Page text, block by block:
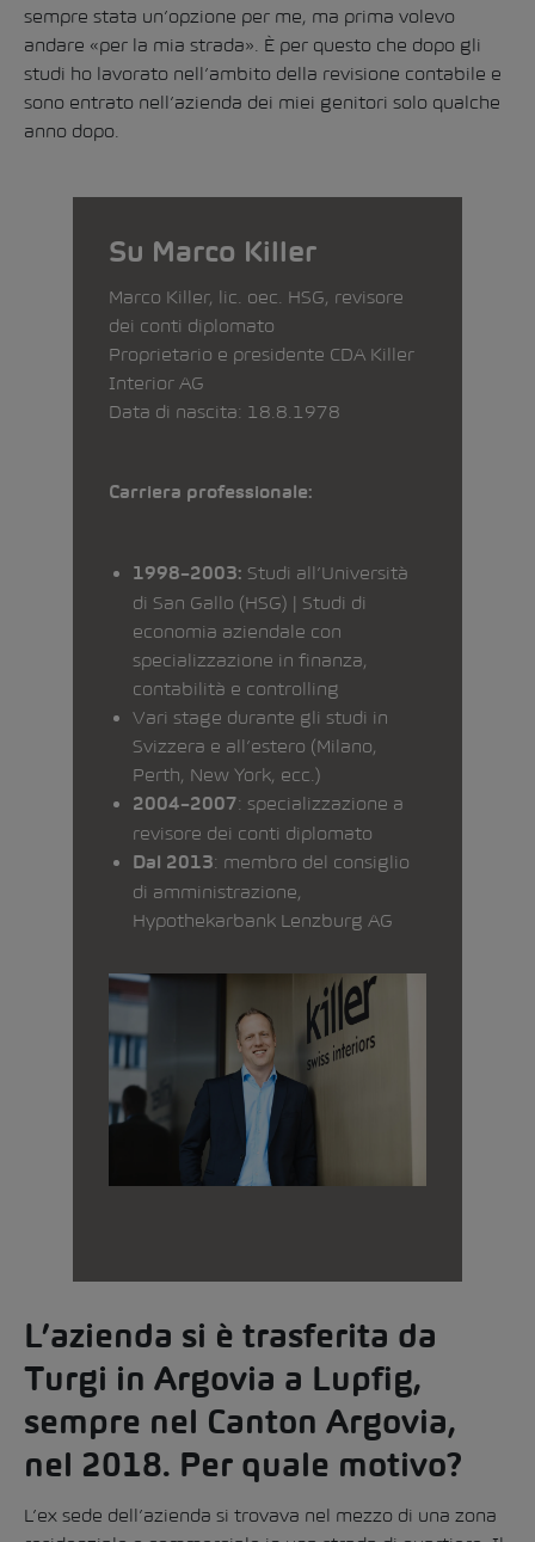
sempre stata un’opzione per me, ma prima volevo
andare «per la mia strada». È per questo che dopo gli
studi ho lavorato nell’ambito della revisione contabile e
sono entrato nell’azienda dei miei genitori solo qualche
anno dopo.
Su Marco Killer
Marco Killer, lic. oec. HSG, revisore
dei conti diplomato
Proprietario e presidente CDA Killer
Interior AG
Data di nascita: 18.8.1978
Carriera professionale:
1998–2003: Studi all’Università
di San Gallo (HSG) | Studi di
economia aziendale con
specializzazione in finanza,
contabilità e controlling
Vari stage durante gli studi in
Svizzera e all’estero (Milano,
Perth, New York, ecc.)
2004–2007 : specializzazione a
revisore dei conti diplomato
Dal 2013: membro del consiglio
di amministrazione,
Hypothekarbank Lenzburg AG
L’azienda si è trasferita da
Turgi in Argovia a Lupfig,
sempre nel Canton Argovia,
nel 2018. Per quale motivo?
L’ex sede dell’azienda si trovava nel mezzo di una zona